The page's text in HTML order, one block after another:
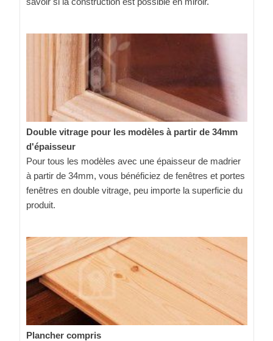
Double vitrage pour les modèles à partir de 34mm
d'épaisseur
Pour tous les modèles avec une épaisseur de madrier
à partir de 34mm, vous bénéficiez de fenêtres et portes
fenêtres en double vitrage, peu importe la superficie du
produit.
Plancher compris